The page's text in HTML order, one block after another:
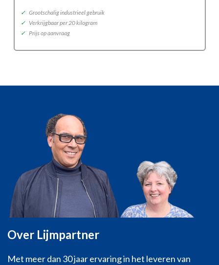
✓ Grootschalig industrieel gebruik
✓ Verkrijgbaar per 20 kilogram
✓ Prijs op aanvraag
Over Lijmpartner
Met meer dan 30 jaar ervaring in het leveren van